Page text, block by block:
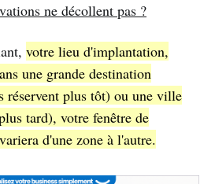
ne décollent pas ?
votre lieu d'implantation,
une grande destination
réservent plus tôt) ou une ville
tard), votre fenêtre de
d'une zone à l'autre.